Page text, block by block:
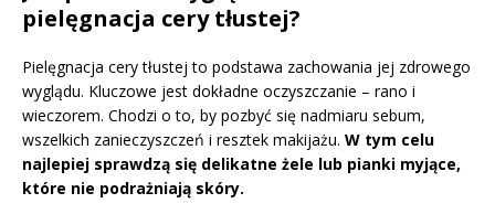
pielęgnacja cery tłustej?
Pielęgnacja cery tłustej to podstawa zachowania jej zdrowego
wyglądu. Kluczowe jest dokładne oczyszczanie – rano i
wieczorem. Chodzi o to, by pozbyć się nadmiaru sebum,
wszelkich zanieczyszczeń i resztek makijażu. W tym celu
najlepiej sprawdzą się delikatne żele lub pianki myjące,
które nie podrażniają skóry.